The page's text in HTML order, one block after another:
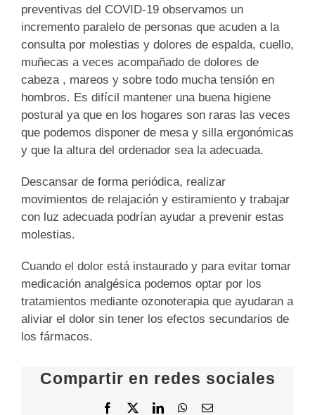
preventivas del COVID-19 observamos un
incremento paralelo de personas que acuden a la
consulta por molestias y dolores de espalda, cuello,
muñecas a veces acompañado de dolores de
cabeza , mareos y sobre todo mucha tensión en
hombros. Es difícil mantener una buena higiene
postural ya que en los hogares son raras las veces
que podemos disponer de mesa y silla ergonómicas
y que la altura del ordenador sea la adecuada.
Descansar de forma periódica, realizar
movimientos de relajación y estiramiento y trabajar
con luz adecuada podrían ayudar a prevenir estas
molestias.
Cuando el dolor está instaurado y para evitar tomar
medicación analgésica podemos optar por los
tratamientos mediante ozonoterapiaque ayudaran a
aliviar el dolor sin tener los efectos secundarios de
los fármacos.
Compartir en redes sociales
Facebook LinkedInWhatsApp
Correo